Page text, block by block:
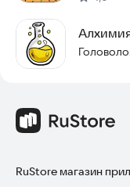
RuStore магазин